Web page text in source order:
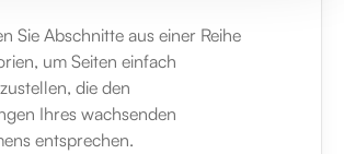
Sie Abschnitte aus einer Reihe
um Seiten einfach
die den
Ihres wachsenden
entsprechen.